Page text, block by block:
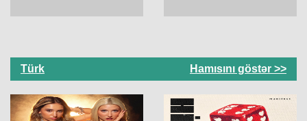
Türk Hamısını göstər >>